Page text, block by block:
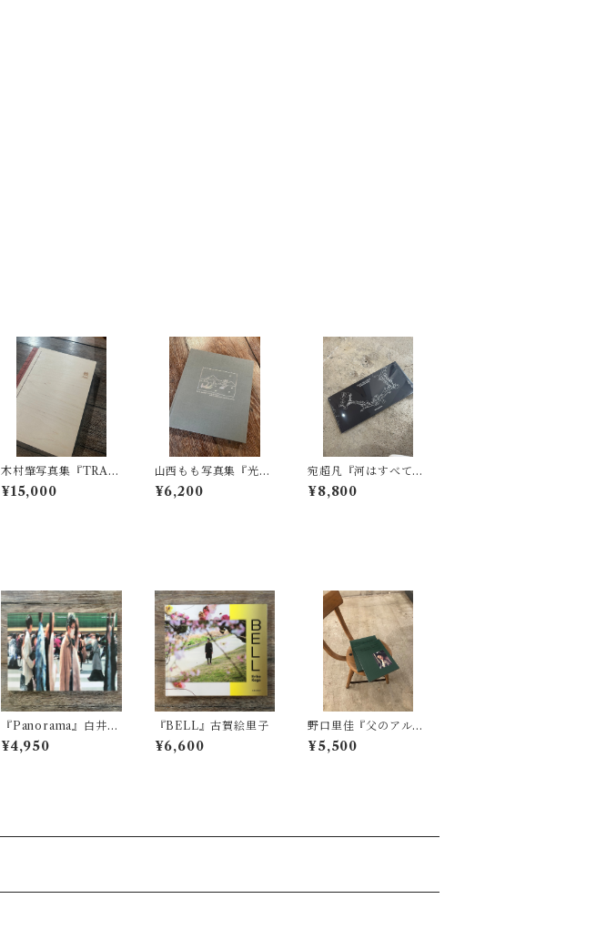
木村肇写真集『TRAC
K』プリント付き（イ
ンクジェット）
¥15,000
山西もも写真集『光の
王国』サイン本&ポス
トカードと展示DMの
¥6,200
宛超凡『河はすべて知
っている一黄浦江』サ
イン入り
¥8,800
『Panorama』白井晴
幸
¥4,950
『BELL』古賀絵里子
¥6,600
野口里佳『父のアルバ
ム』とくさ
¥5,500